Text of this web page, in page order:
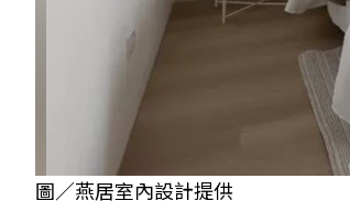
圖／燕居室內設計提供